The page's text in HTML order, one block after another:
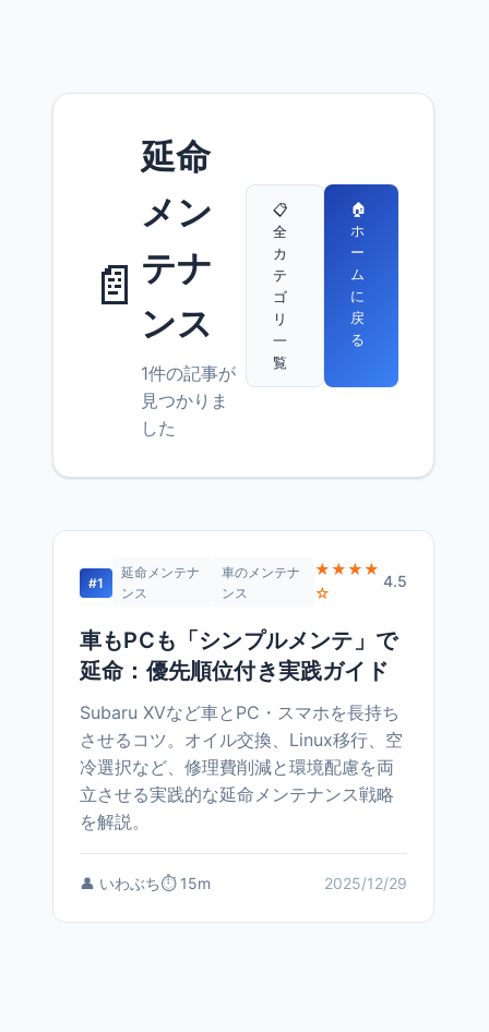
📄
延命
メン
テナ
ンス
1件の記事が
見つかりま
した
📋
全
カ
テ
ゴ
リ
一
覧
🏠
ホ
ー
ム
に
戻
る
#1
延命メンテナ
ンス
車のメンテナ
ンス
★★★★
☆
4.5
車もPCも「シンプルメンテ」で
延命：優先順位付き実践ガイド
Subaru XVなど車とPC・スマホを長持ち
させるコツ。オイル交換、Linux移行、空
冷選択など、修理費削減と環境配慮を両
立させる実践的な延命メンテナンス戦略
を解説。
👤 いわぶち⏱️ 15m 2025/12/29